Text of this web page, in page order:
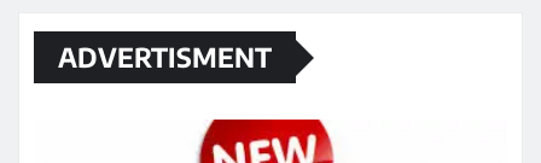
ADVERTISMENT